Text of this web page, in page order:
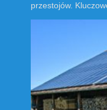
przestojów.